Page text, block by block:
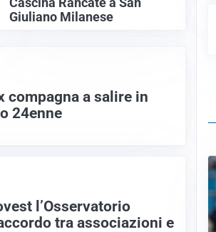
Cascina Rancate a San
Giuliano Milanese
compagna a salire in
24enne
l’Osservatorio
tra associazioni e